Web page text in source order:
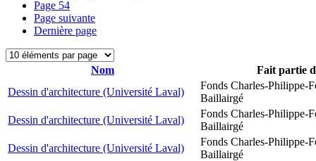
Page 54
Page suivante
Dernière page
Nom
Fait partie
Dessin d'architecture (Université Laval)
Fonds Charles-Philippe-
Baillairgé
Dessin d'architecture (Université Laval)
Fonds Charles-Philippe-
Baillairgé
Dessin d'architecture (Université Laval)
Fonds Charles-Philippe-
Baillairgé